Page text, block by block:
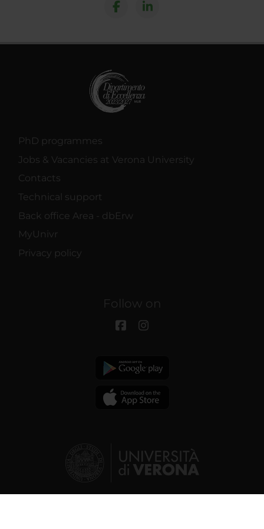
PhD programmes
Jobs & Vacancies at Verona University
Contacts
Technical support
Back office Area - dbErw
MyUnivr
Privacy policy
Follow on